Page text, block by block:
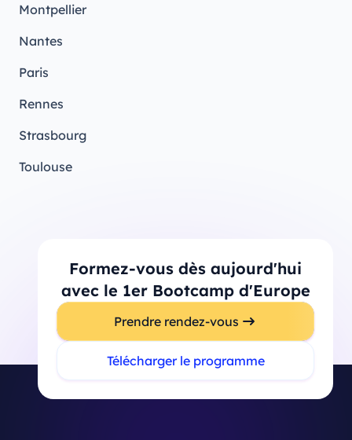
Montpellier
Nantes
Paris
Rennes
Strasbourg
Toulouse
Formez-vous dès aujourd'hui
avec le 1er Bootcamp d'Europe
Prendre rendez-vous
Télécharger le programme